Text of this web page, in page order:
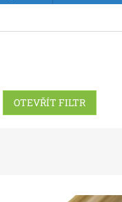
OTEVŘÍT FILTR